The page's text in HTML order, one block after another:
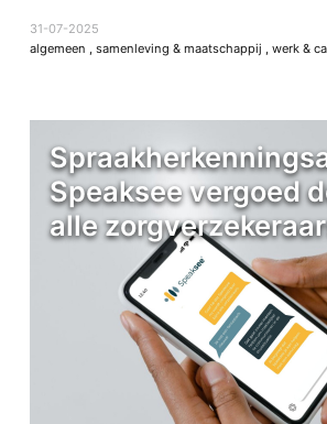
31-07-2025
algemeen , samenleving & maatschappij , werk &
Speaksee vergoed
alle